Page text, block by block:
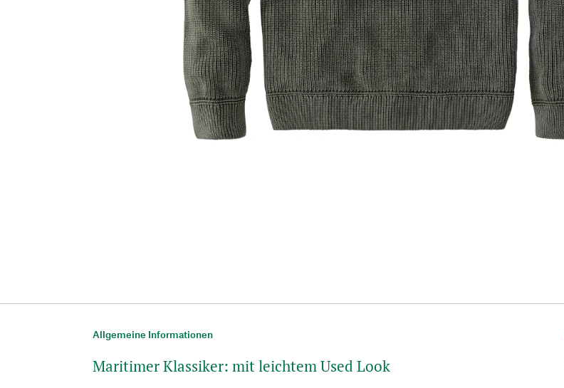
Allgemeine Informationen
Maritimer Klassiker: mit leichtem Used Look